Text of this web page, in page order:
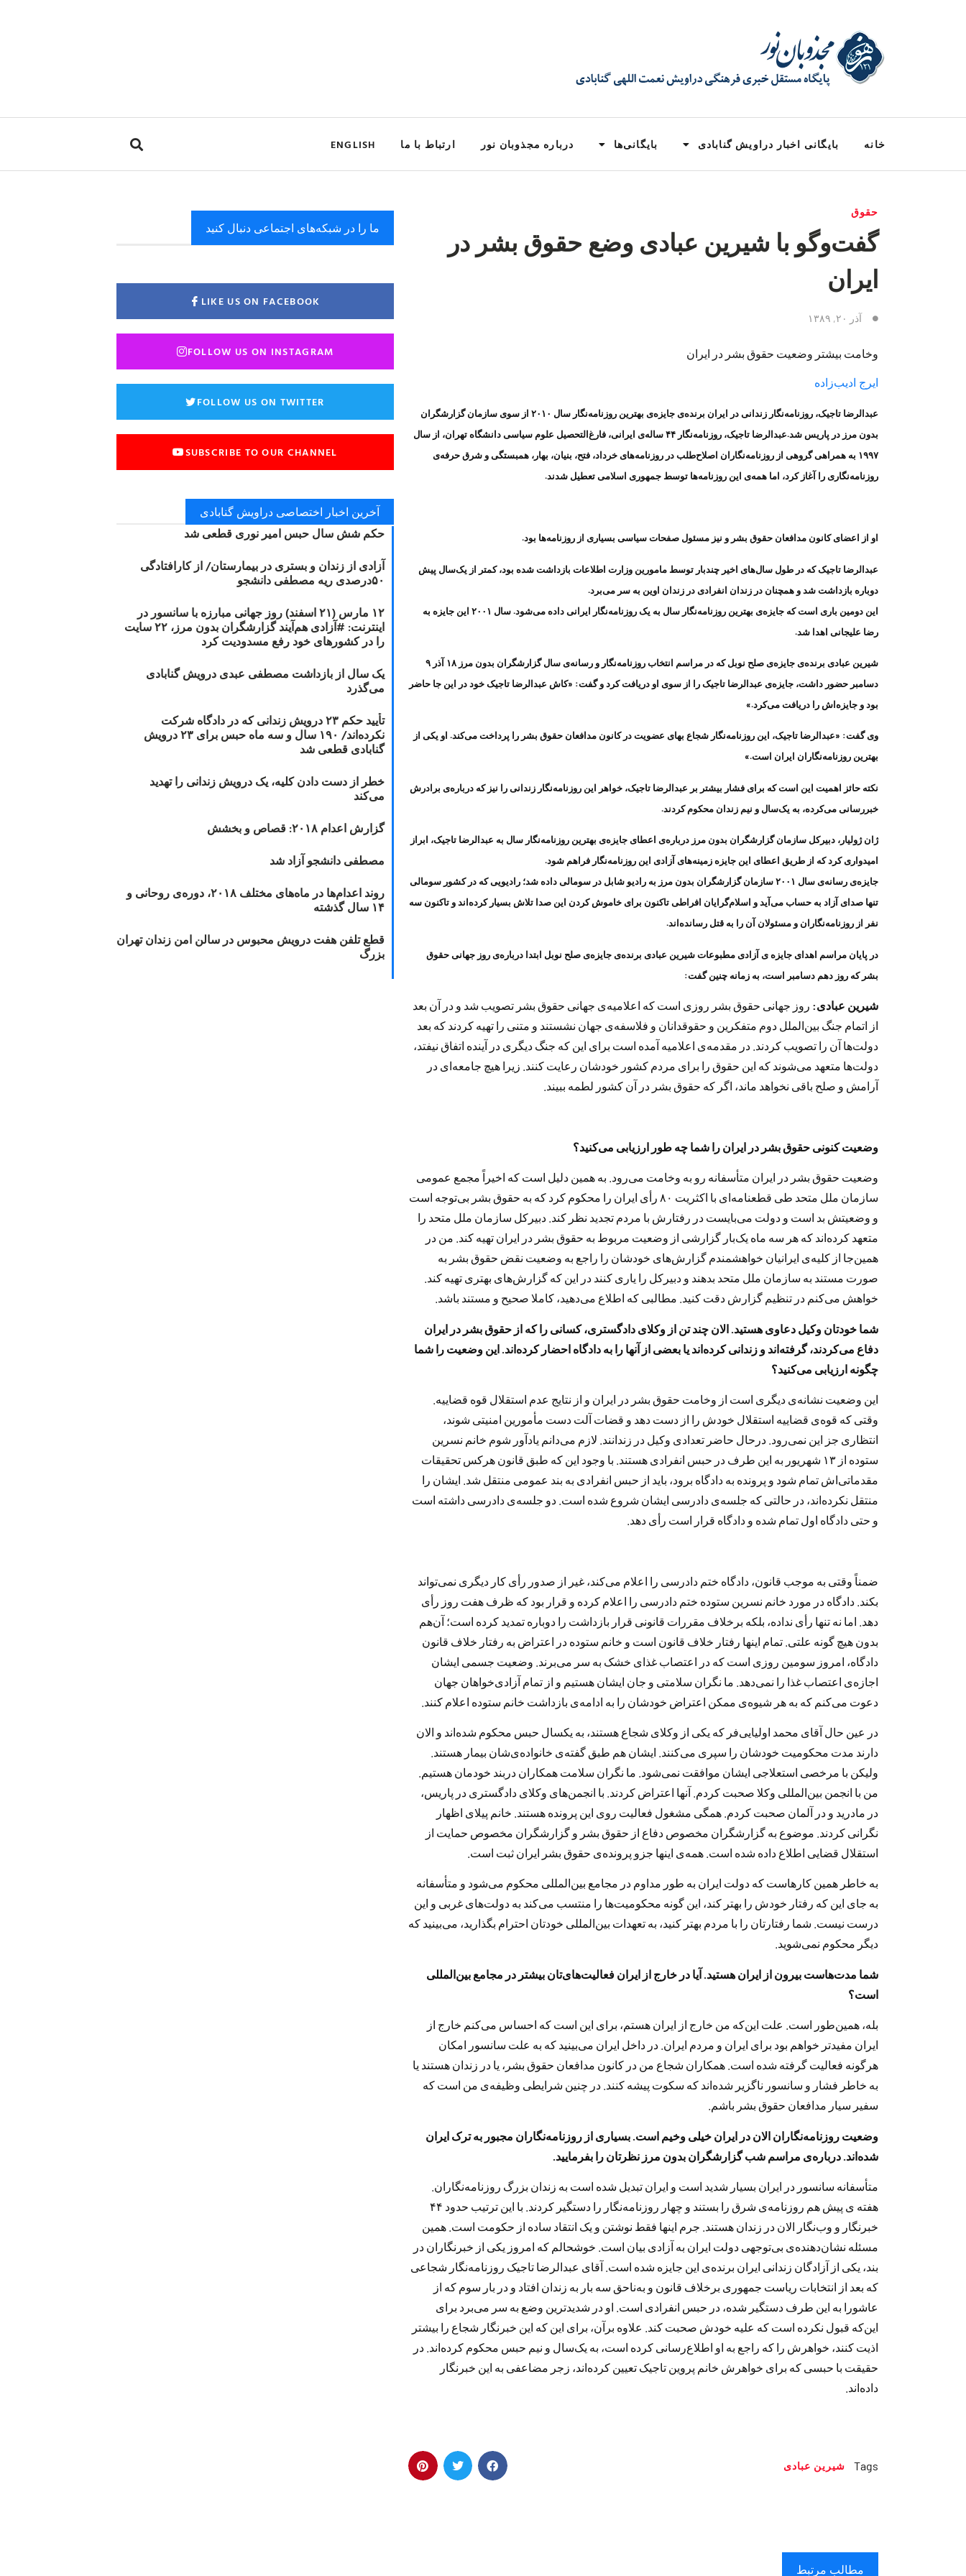
خانه بایگانی اخبار دراویش گنابادی بایگانی‌ها درباره مجذوبان نور ارتباط با ما ENGLISH
حقوق
گفت‌و‌گو با شیرین عبادی وضع حقوق بشر در
ایران
آذر ۲۰, ۱۳۸۹
وخامت بیشتر وضعیت حقوق بشر در ایران
ایرج ادیب‌زاده
عبدالرضا تاجیک، روزنامه‌نگار زندانی در ایران برنده‌ی جایزه‌ی بهترین روزنامه‌نگار سال ۲۰۱۰ از سوی سازمان گزارشگران
بدون مرز در پاریس شد.عبدالرضا تاجیک، روزنامه‌نگار ۴۴ ساله‌ی ایرانی، فارغ‌التحصیل علوم سیاسی دانشگاه تهران، از سال
۱۹۹۷ به همراهی گروهی از روزنامه‌نگاران اصلاح‌طلب در روزنامه‌های خرداد، فتح، بنیان، بهار، همبستگی و شرق حرفه‌ی
روزنامه‌نگاری را آغاز کرد، اما همه‌ی این روزنامه‌ها توسط جمهوری اسلامی تعطیل شدند.
او از اعضای کانون مدافعان حقوق بشر و نیز مسئول صفحات سیاسی بسیاری از روزنامه‌ها بود.
عبدالرضا تاجیک که در طول سال‌های اخیر چندبار توسط مامورین وزارت اطلاعات بازداشت شده بود، کمتر از یک‌سال پیش
دوباره بازداشت شد و همچنان در زندان انفرادی در زندان اوین به‌ سر می‌برد.
این دومین باری است که جایزه‌ی بهترین روزنامه‌نگار سال به یک روزنامه‌نگار ایرانی داده می‌شود. سال ۲۰۰۱ این جایزه به
رضا علیجانی اهدا شد.
شیرین عبادی برنده‌ی جایزه‌ی صلح نوبل که در مراسم انتخاب روزنامه‌نگار و رسانه‌ی سال گزارشگران بدون مرز ۱۸ آذر ۹
دسامبر حضور داشت، جایزه‌ی عبدالرضا تاجیک را از سوی او دریافت کرد و گفت: «کاش عبدالرضا تاجیک خود در این جا حاضر
بود و جایزه‌اش را دریافت می‌کرد.»
وی گفت: «عبدالرضا تاجیک، این روزنامه‌نگار شجاع بهای عضویت در کانون مدافعان حقوق بشر را پرداخت می‌کند. او یکی از
بهترین روزنامه‌نگاران ایران است.»
نکته حائز اهمیت این است که برای فشار بیشتر بر عبدالرضا تاجیک، خواهر این روزنامه‌نگار زندانی را نیز که درباره‌ی برادرش
خبررسانی می‌کرده، به یک‌سال و نیم زندان محکوم کردند.
ژان ژولیار، دبیرکل سازمان گزارشگران بدون مرز درباره‌ی اعطای جایزه‌ی بهترین روزنامه‌نگار سال به عبدالرضا تاجیک، ابراز
امیدواری کرد که از طریق اعطای این جایزه زمینه‌های آزادی این روزنامه‌نگار فراهم شود.
جایزه‌ی رسانه‌ی سال ۲۰۰۱ سازمان گزارشگران بدون مرز به رادیو شابل در سومالی داده شد؛ رادیویی که در کشور سومالی
تنها صدای آزاد به حساب می‌آید و اسلام‌گرایان افراطی تاکنون برای خاموش کردن این صدا تلاش بسیار کرده‌اند و تاکنون سه
نفر از روزنامه‌نگاران و مسئولان آن را به قتل رسانده‌اند.
در پایان مراسم اهدای جایزه ی آزادی مطبوعات شیرین عبادی برنده‌ی جایزه‌ی صلح نوبل ابتدا درباره‌ی روز جهانی حقوق
بشر که روز دهم دسامبر است، به زمانه چنین گفت:
شیرین عبادی: روز جهانی حقوق بشر روزی است که اعلامیه‌ی جهانی حقوق بشر تصویب شد و در آن بعد
از اتمام جنگ بین‌الملل دوم متفکرین و حقوقدانان و فلاسفه‌ی جهان نشستند و متنی را تهیه کردند که بعد
دولت‌ها آن را تصویب کردند. در مقدمه‌ی اعلامیه آمده است برای این که جنگ دیگری در آینده اتفاق نیفتد،
دولت‌ها متعهد می‌شوند که این حقوق را برای مردم کشور خودشان رعایت کنند. زیرا هیچ جامعه‌ای در
آرامش و صلح باقی نخواهد ماند، اگر که حقوق بشر در آن کشور لطمه ببیند.
وضعیت کنونی حقوق بشر در ایران را شما چه طور ارزیابی می‌کنید؟
وضعیت حقوق بشر در ایران متأسفانه رو به وخامت می‌رود. به همین دلیل است که اخیراً مجمع عمومی
سازمان ملل متحد طی قطعنامه‌ای با اکثریت ۸۰ رأی ایران را محکوم کرد که به حقوق بشر بی‌توجه است
و وضعیتش بد است و دولت می‌بایست در رفتارش با مردم تجدید نظر کند. دبیرکل سازمان ملل متحد را
متعهد کرده‌اند که هر سه ماه یک‌بار گزارشی از وضعیت مربوط به حقوق بشر در ایران تهیه کند. من در
همین‌جا از کلیه‌ی ایرانیان خواهشمندم گزارش‌های خودشان را راجع به وضعیت نقض حقوق بشر به
صورت مستند به سازمان ملل متحد بدهند و دبیرکل را یاری کنند در این که گزارش‌های بهتری تهیه کند.
خواهش می‌کنم در تنظیم گزارش دقت کنید. مطالبی که اطلاع می‌دهید، کاملا صحیح و مستند باشد.
شما خودتان وکیل دعاوی هستید. الان چند تن از وکلای دادگستری، کسانی را که از حقوق بشر در ایران
دفاع می‌کردند، گرفته‌اند و زندانی کرده‌اند یا بعضی از آنها را به دادگاه احضار کرده‌اند. این وضعیت را شما
چگونه ارزیابی می‌کنید؟
این وضعیت نشانه‌ی دیگری‌ است از وخامت حقوق بشر در ایران و از نتایج عدم استقلال قوه قضاییه.
وقتی که قوه‌ی قضاییه استقلال خودش را از دست دهد و قضات آلت دست مأمورین امنیتی شوند،
انتظاری جز این نمی‌رود. درحال حاضر تعدادی وکیل در زندانند. لازم می‌دانم یادآور شوم خانم نسرین
ستوده از ۱۳ شهریور به این طرف در حبس انفرادی هستند. با وجود این که طبق قانون هرکس تحقیقات
مقدماتی‌اش تمام شود و پرونده به دادگاه برود، باید از حبس انفرادی به بند عمومی منتقل شد. ایشان را
منتقل نکرده‌اند، در حالتی که جلسه‌ی دادرسی ایشان شروع شده است. دو جلسه‌ی دادرسی داشته است
و حتی دادگاه اول تمام شده و دادگاه قرار است رأی دهد.
ضمناً وقتی به موجب قانون، دادگاه ختم دادرسی را اعلام می‌کند، غیر از صدور رأی کار دیگری نمی‌تواند
بکند. دادگاه در مورد خانم نسرین ستوده ختم دادرسی را اعلام کرده و قرار بود که ظرف هفت روز رأی
دهد. اما نه تنها رأی نداده، بلکه برخلاف مقررات قانونی قرار بازداشت را دوباره تمدید کرده است؛ آن‌هم
بدون هیچ گونه علتی. تمام اینها رفتار خلاف قانون است و خانم ستوده در اعتراض به رفتار خلاف قانون
دادگاه، امروز سومین روزی است که در اعتصاب غذای خشک به‌ سر می‌برند. وضعیت جسمی ایشان
اجازه‌ی اعتصاب غذا را نمی‌دهد. ما نگران سلامتی و جان ایشان هستیم و از تمام آزادی‌خواهان جهان
دعوت می‌کنم که به هر شیوه‌ی ممکن اعتراض خودشان را به ادامه‌ی بازداشت خانم ستوده اعلام کنند.
در عین حال آقای محمد اولیایی‌فر که یکی از وکلای شجاع هستند، به یکسال حبس محکوم شده‌اند و الان
دارند مدت محکومیت خودشان را سپری می‌کنند. ایشان هم طبق گفته‌ی خانواده‌ی‌شان بیمار هستند.
ولیکن با مرخصی استعلاجی ایشان موافقت نمی‌شود. ما نگران سلامت همکاران دربند خودمان هستیم.
من با انجمن بین‌المللی وکلا صحبت کردم. آنها اعتراض کردند. با انجمن‌های وکلای دادگستری در پاریس،
در مادرید و در آلمان صحبت کردم. همگی مشغول فعالیت روی این پرونده هستند. خانم پیلای اظهار
نگرانی کردند. موضوع به گزارشگران مخصوص دفاع از حقوق بشر و گزارشگران مخصوص حمایت از
استقلال قضایی اطلاع داده شده است. همه‌ی اینها جزو پرونده‌ی حقوق بشر ایران ثبت است.
به خاطر همین کارهاست که دولت ایران به طور مداوم در مجامع بین‌المللی محکوم می‌شود و متأسفانه
به جای این که رفتار خودش را بهتر کند، این گونه محکومیت‌ها را منتسب می‌کند به دولت‌های غربی و این
درست نیست. شما رفتارتان را با مردم بهتر کنید، به تعهدات بین‌المللی خودتان احترام بگذارید، می‌بینید که
دیگر محکوم نمی‌شوید.
شما مدت‌هاست بیرون از ایران هستید. آیا در خارج از ایران فعالیت‌های‌تان بیشتر در مجامع بین‌المللی
است؟
بله، همین‌طور است. علت این‌که من خارج از ایران هستم، برای این است که احساس می‌کنم خارج از
ایران مفیدتر خواهم بود برای ایران و مردم ایران. در داخل ایران می‌بینید که به علت سانسور امکان
هرگونه فعالیت گرفته شده است. همکاران شجاع من در کانون مدافعان حقوق بشر، یا در زندان هستند یا
به خاطر فشار و سانسور ناگزیر شده‌اند که سکوت پیشه کنند. در چنین شرایطی وظیفه‌ی من است که
سفیر سیار مدافعان حقوق بشر باشم.
وضعیت روزنامه‌نگاران الان در ایران خیلی وخیم است. بسیاری از روزنامه‌نگاران مجبور به ترک ایران
شده‌اند. درباره‌ی مراسم شب گزارشگران بدون مرز نظرتان را بفرمایید.
متأسفانه سانسور در ایران بسیار شدید است و ایران تبدیل شده است به زندان بزرگ روزنامه‌نگاران.
هفته ی پیش هم روزنامه‌ی شرق را بستند و چهار روزنامه‌نگار را دستگیر کردند. با این ترتیب حدود ۴۴
خبرنگار و وب‌نگار الان در زندان هستند. جرم اینها فقط نوشتن و یک انتقاد ساده از حکومت است. همین
مسئله نشان‌دهنده‌ی بی‌توجهی دولت ایران به آزادی بیان است. خوشحالم که امروز یکی از خبرنگاران در
بند، یکی از آزادگان زندانی ایران برنده‌ی این جایزه شده است. آقای عبدالرضا تاجیک روزنامه‌نگار شجاعی
که بعد از انتخابات ریاست جمهوری برخلاف قانون و به‌ناحق سه بار به زندان افتاد و در بار سوم که از
عاشورا به این طرف دستگیر شده، در حبس انفرادی است. او در شدیدترین وضع به‌ سر می‌برد برای
این‌که قبول نکرده است که علیه خودش صحبت کند. علاوه برآن، برای این که این خبرنگار شجاع را بیشتر
اذیت کنند، خواهرش را که راجع به او اطلاع‌رسانی کرده است، به یک‌سال و نیم حبس محکوم کرده‌اند. در
حقیقت با حبسی که برای خواهرش خانم پروین تاجیک تعیین کرده‌اند، زجر مضاعفی به این خبرنگار
داده‌اند.
Tags شیرین عبادی
مطالب مرتبط
ما را در شبکه‌های اجتماعی دنبال کنید
LIKE US ON FACEBOOK
FOLLOW US ON INSTAGRAM
FOLLOW US ON TWITTER
SUBSCRIBE TO OUR CHANNEL
آخرین اخبار اختصاصی دراویش گنابادی
حکم شش سال حبس امیر نوری قطعی شد
آزادی از زندان و بستری در بیمارستان/ از کارافتادگی
۵۰درصدی ریه مصطفی دانشجو
۱۲ مارس (۲۱ اسفند) روز جهانی مبارزه با سانسور در
اینترنت: #آزادی هم‌آیند گزارشگران‌ بدون مرز، ۲۲ سایت
را در کشورهای خود رفع مسدودیت کرد
یک سال از بازداشت مصطفی عبدی درویش گنابادی
می‌گذرد
تأیید حکم ۲۳ درویش زندانی که در دادگاه شرکت
نکرده‌اند/ ۱۹۰ سال و سه ماه حبس برای ۲۳ درویش
گنابادی قطعی شد
خطر از دست دادن کلیه، یک درویش زندانی را تهدید
می‌کند
گزارش اعدام ۲۰۱۸: قصاص و بخشش
مصطفی دانشجو آزاد شد
روند اعدام‌ها در ماه‌های مختلف ۲۰۱۸، دوره‌ی روحانی و
۱۴ سال گذشته
قطع تلفن هفت درویش محبوس در سالن امن زندان تهران
بزرگ